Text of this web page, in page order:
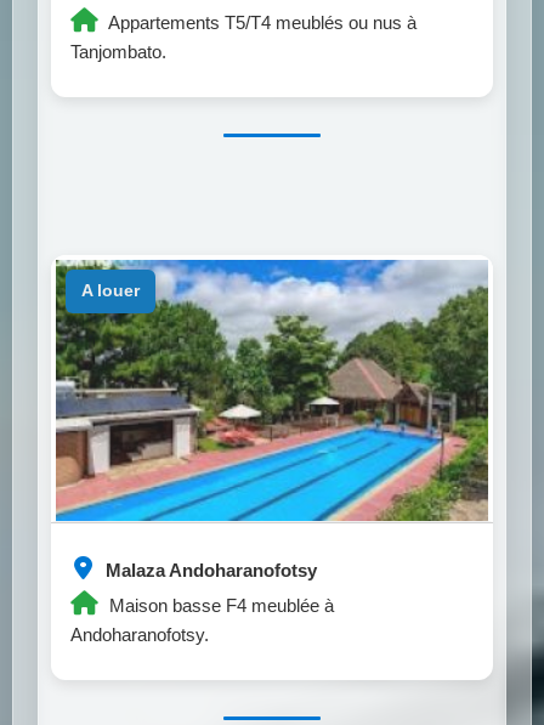
Appartements T5/T4 meublés ou nus à
Tanjombato.
Malaza Andoharanofotsy
Maison basse F4 meublée à
Andoharanofotsy.
a louer